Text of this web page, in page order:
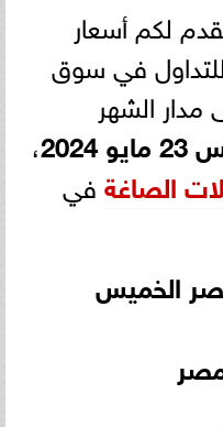
لكم أسعار
في سوق
الشهر
،
الصاغةفي
الخميس